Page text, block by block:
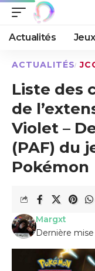
Actualités
ACTUALITÉS
Liste des
de
Violet –
(PAF) du
Pokémon
Dernière mise
Margxt